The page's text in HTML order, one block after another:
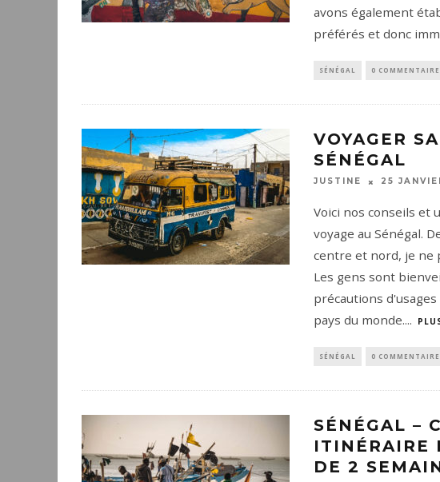
avons également
préférés et donc
SÉNÉGAL 0 COMMENTAIRE
VOYAGER
SÉNÉGAL
JUSTINE 25
Voici nos conseils et
voyage au Sénégal.
centre et nord, je ne
Les gens sont
précautions
pays du monde....
SÉNÉGAL 0 COMMENTAIRE
SÉNÉGAL –
ITINÉRAIRE
DE 2